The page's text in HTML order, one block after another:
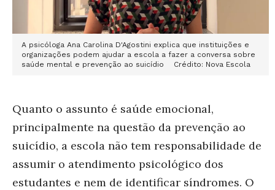
A psicóloga Ana Carolina D'Agostini explica que instituições e
organizações podem ajudar a escola a fazer a conversa sobre
saúde mental e prevenção ao suicídio Crédito: Nova Escola
Quanto o assunto é saúde emocional,
principalmente na questão da prevenção ao
suicídio, a escola não tem responsabilidade de
assumir o atendimento psicológico dos
estudantes e nem de identificar síndromes. O